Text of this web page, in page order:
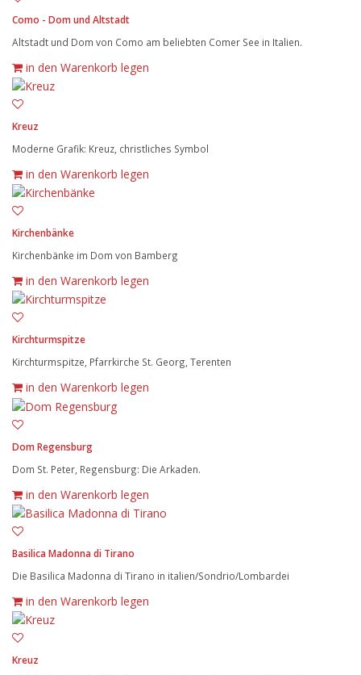
Como - Dom und Altstadt
Altstadt und Dom von Como am beliebten Comer See in Italien.
in den Warenkorb legen
Kreuz
Moderne Grafik: Kreuz, christliches Symbol
in den Warenkorb legen
Kirchenbänke
Kirchenbänke im Dom von Bamberg
in den Warenkorb legen
Kirchturmspitze
Kirchturmspitze, Pfarrkirche St. Georg, Terenten
in den Warenkorb legen
Dom Regensburg
Dom St. Peter, Regensburg: Die Arkaden.
in den Warenkorb legen
Basilica Madonna di Tirano
Die Basilica Madonna di Tirano in italien/Sondrio/Lombardei
in den Warenkorb legen
Kreuz